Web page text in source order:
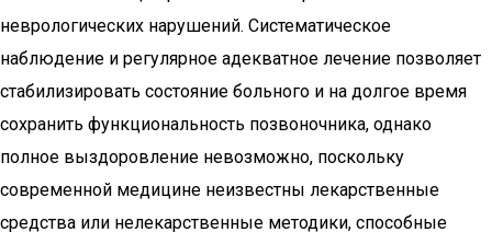
неврологических нарушений. Систематическое
наблюдение и регулярное адекватное лечение позволяет
стабилизировать состояние больного и на долгое время
сохранить функциональность позвоночника, однако
полное выздоровление невозможно, поскольку
современной медицине неизвестны лекарственные
средства или нелекарственные методики, способные